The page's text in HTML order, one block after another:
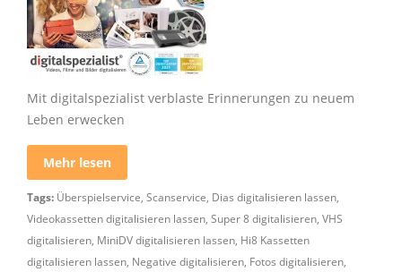
Mit digitalspezialist verblaste Erinnerungen zu neuem
Leben erwecken
Mehr lesen
Tags: Überspielservice, Scanservice, Dias digitalisieren lassen,
Videokassetten digitalisieren lassen, Super 8 digitalisieren, VHS
digitalisieren, MiniDV digitalisieren lassen, Hi8 Kassetten
digitalisieren lassen, Negative digitalisieren, Fotos digitalisieren,